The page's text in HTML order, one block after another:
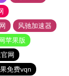
风驰加速器
苹果版
网
免费vqn